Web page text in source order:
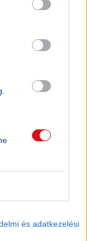
és adatkezelési
Hormuzi-szoros
szerint még
Bővebben...